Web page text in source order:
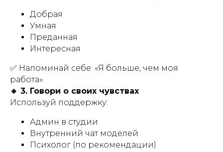
Добрая
Умная
Преданная
Интересная
✅ Напоминай себе: «Я больше, чем моя
работа».
🔹 3. Говори о своих чувствах
Используй поддержку:
Админ в студии
Внутренний чат моделей
Психолог (по рекомендации)